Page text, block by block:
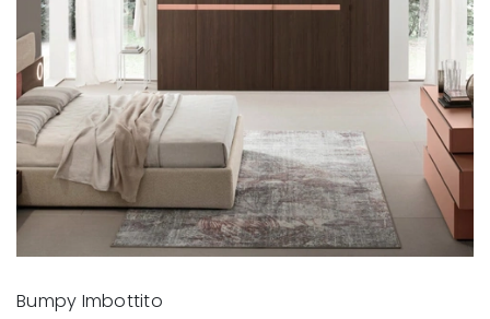
Bumpy Imbottito